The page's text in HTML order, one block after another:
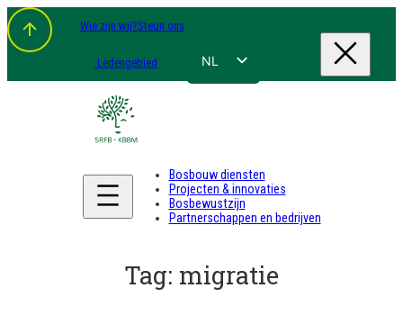
Spring
naar
de
inhoud
Wie zijn wij?Steun ons
Ledengebied NL
DE
Bosbouw diensten
Projecten & innovaties
Bosbewustzijn
Partnerschappen en bedrijven
Tag: migratie